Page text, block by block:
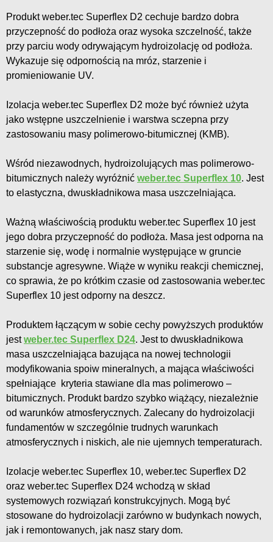
Produkt weber.tec Superflex D2 cechuje bardzo dobra
przyczepność do podłoża oraz wysoka szczelność, także
przy parciu wody odrywającym hydroizolację od podłoża.
Wykazuje się odpornością na mróz, starzenie i
promieniowanie UV.
Izolacja weber.tec Superflex D2 może być również użyta
jako wstępne uszczelnienie i warstwa sczepna przy
zastosowaniu masy polimerowo-bitumicznej (KMB).
Wśród niezawodnych, hydroizolujących mas polimerowo-
bitumicznych należy wyróżnić weber.tec Superflex 10. Jest
to elastyczna, dwuskładnikowa masa uszczelniająca.
Ważną właściwością produktu weber.tec Superflex 10 jest
jego dobra przyczepność do podłoża. Masa jest odporna na
starzenie się, wodę i normalnie występujące w gruncie
substancje agresywne. Wiąże w wyniku reakcji chemicznej,
co sprawia, że po krótkim czasie od zastosowania weber.tec
Superflex 10 jest odporny na deszcz.
Produktem łączącym w sobie cechy powyższych produktów
jestweber.tec Superflex D24. Jest to dwuskładnikowa
masa uszczelniająca bazująca na nowej technologii
modyfikowania spoiw mineralnych, a mająca właściwości
spełniające kryteria stawiane dla mas polimerowo –
bitumicznych. Produkt bardzo szybko wiążący, niezależnie
od warunków atmosferycznych. Zalecany do hydroizolacji
fundamentów w szczególnie trudnych warunkach
atmosferycznych i niskich, ale nie ujemnych temperaturach.
Izolacje weber.tec Superflex 10, weber.tec Superflex D2
oraz weber.tec Superflex D24 wchodzą w skład
systemowych rozwiązań konstrukcyjnych. Mogą być
stosowane do hydroizolacji zarówno w budynkach nowych,
jak i remontowanych, jak nasz stary dom.